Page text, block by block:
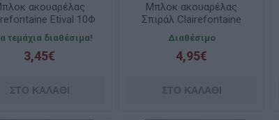
ακουαρέλας
Etival 10Φ
Cold Pressed A5
14.8x21cm 200g
CF96301C
τεμάχια διαθέσιμα!
3,45€
Μπλοκ ακουαρέλας
Σπιράλ Clairefontaine
25x35cm 12 Φύλλων
224gr.
Διαθέσιμο
4,95€